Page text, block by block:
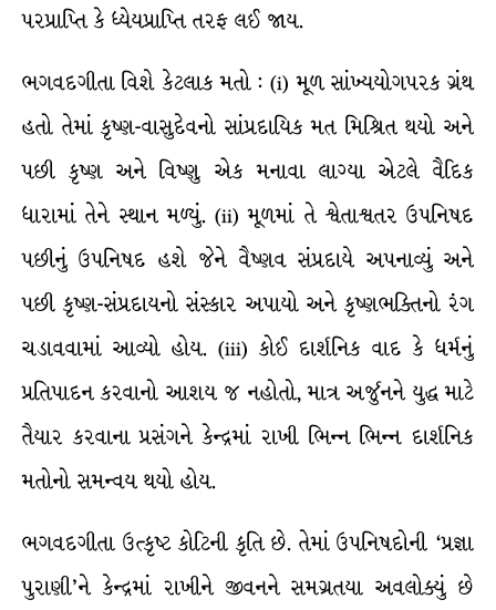
પરપ્રાપ્તિ કે ધ્યેયપ્રાપ્તિ તરફ લઈ જાય.
ભગવદગીતા વિશે કેટલાક મતો : (i) મૂળ સાંખ્યયોગપરક ગ્રંથ
હતો તેમાં કૃષ્ણ-વાસુદેવનો સાંપ્રદાયિક મત મિશ્રિત થયો અને
પછી કૃષ્ણ અને વિષ્ણુ એક મનાવા લાગ્યા એટલે વૈદિક
ધારામાં તેને સ્થાન મળ્યું. (ii) મૂળમાં તે શ્વેતાશ્વતર ઉપનિષદ
પછીનું ઉપનિષદ હશે જેને વૈષ્ણવ સંપ્રદાયે અપનાવ્યું અને
પછી કૃષ્ણ-સંપ્રદાયનો સંસ્કાર અપાયો અને કૃષ્ણભક્તિનો રંગ
ચડાવવામાં આવ્યો હોય. (iii) કોઈ દાર્શનિક વાદ કે ધર્મનું
પ્રતિપાદન કરવાનો આશય જ નહોતો, માત્ર અર્જુનને યુદ્ધ માટે
તૈયાર કરવાના પ્રસંગને કેન્દ્રમાં રાખી ભિન્ન ભિન્ન દાર્શનિક
મતોનો સમન્વય થયો હોય.
ભગવદગીતા ઉત્કૃષ્ટ કોટિની કૃતિ છે. તેમાં ઉપનિષદોની ‘પ્રજ્ઞા
પુરાણી’ને કેન્દ્રમાં રાખીને જીવનને સમગ્રતયા અવલોક્યું છે